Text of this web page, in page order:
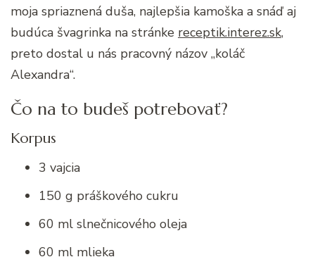
moja spriaznená duša, najlepšia kamoška a snáď aj
budúca švagrinka na stránke receptik.interez.sk,
preto dostal u nás pracovný názov „koláč
Alexandra“.
Čo na to budeš potrebovať?
Korpus
3 vajcia
150 g práškového cukru
60 ml slnečnicového oleja
60 ml mlieka